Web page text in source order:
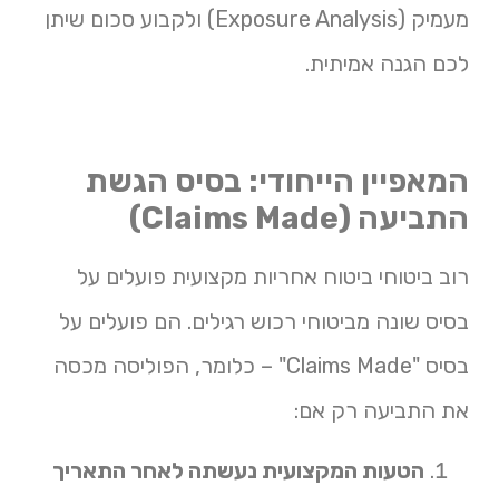
מעמיק (Exposure Analysis) ולקבוע סכום שיתן
לכם הגנה אמיתית.
המאפיין הייחודי: בסיס הגשת
התביעה (Claims Made)
רוב ביטוחי ביטוח אחריות מקצועית פועלים על
בסיס שונה מביטוחי רכוש רגילים. הם פועלים על
בסיס "Claims Made" – כלומר, הפוליסה מכסה
את התביעה רק אם:
הטעות המקצועית נעשתה לאחר התאריך